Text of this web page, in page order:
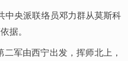
中央派联络员邓力群从莫斯科
据。
军由西宁出发，挥师北上，